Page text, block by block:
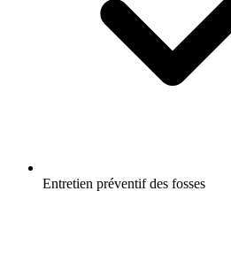
Entretien préventif des fosses